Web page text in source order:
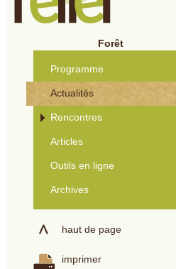
Forêt
Programme
Actualités
Rencontres
Articles
Outils en ligne
Archives
haut de page
imprimer